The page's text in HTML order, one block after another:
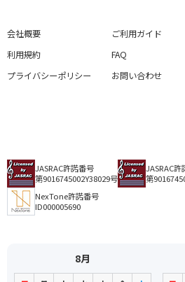
会社概要
利用規約
プライバシーポリシー
ご利用ガイド
FAQ
お問い合わせ
JASRAC許諾番号
第9016745002Y38029号
JASRAC許
第
NexTone許諾番号
ID000005690
8月